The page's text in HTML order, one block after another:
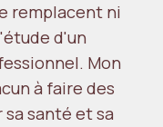
remplacent ni
d'un
Mon
à faire des
santé et sa